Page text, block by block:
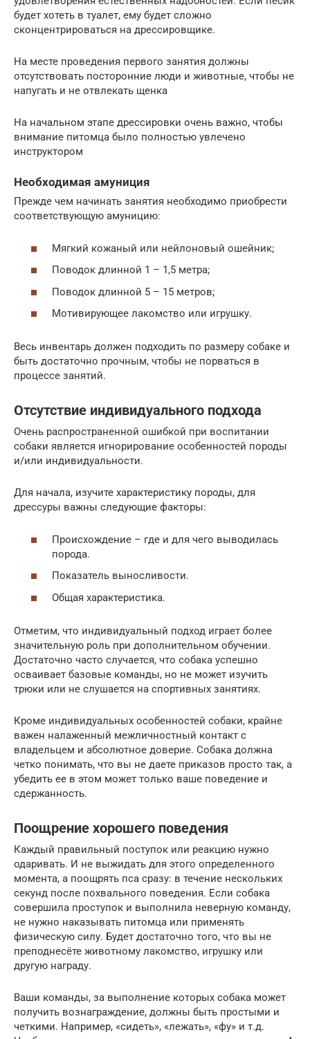
будет хотеть в туалет, ему будет сложно
сконцентрироваться на дрессировщике.
На месте проведения первого занятия должны
отсутствовать посторонние люди и животные, чтобы не
напугать и не отвлекать щенка
На начальном этапе дрессировки очень важно, чтобы
внимание питомца было полностью увлечено
инструктором
Необходимая амуниция
Прежде чем начинать занятия необходимо приобрести
соответствующую амуницию:
Мягкий кожаный или нейлоновый ошейник;
Поводок длинной 1 – 1,5 метра;
Поводок длинной 5 – 15 метров;
Мотивирующее лакомство или игрушку.
Весь инвентарь должен подходить по размеру собаке и
быть достаточно прочным, чтобы не порваться в
процессе занятий.
Отсутствие индивидуального подхода
Очень распространенной ошибкой при воспитании
собаки является игнорирование особенностей породы
и/или индивидуальности.
Для начала, изучите характеристику породы, для
дрессуры важны следующие факторы:
Происхождение – где и для чего выводилась
порода.
Показатель выносливости.
Общая характеристика.
Отметим, что индивидуальный подход играет более
значительную роль при дополнительном обучении.
Достаточно часто случается, что собака успешно
осваивает базовые команды, но не может изучить
трюки или не слушается на спортивных занятиях.
Кроме индивидуальных особенностей собаки, крайне
важен налаженный межличностный контакт с
владельцем и абсолютное доверие. Собака должна
четко понимать, что вы не даете приказов просто так, а
убедить ее в этом может только ваше поведение и
сдержанность.
Поощрение хорошего поведения
Каждый правильный поступок или реакцию нужно
одаривать. И не выжидать для этого определенного
момента, а поощрять пса сразу: в течение нескольких
секунд после похвального поведения. Если собака
совершила проступок и выполнила неверную команду,
не нужно наказывать питомца или применять
физическую силу. Будет достаточно того, что вы не
преподнесёте животному лакомство, игрушку или
другую награду.
Ваши команды, за выполнение которых собака может
получить вознаграждение, должны быть простыми и
четкими. Например, «сидеть», «лежать», «фу» и т.д.